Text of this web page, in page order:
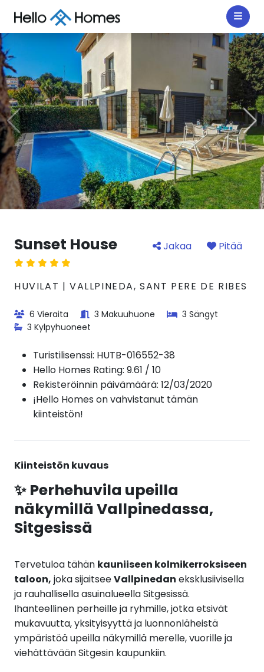
Sunset House Jakaa Pitää
HUVILAT | VALLPINEDA, SANT PERE DE RIBES
6 Vieraita 3 Makuuhuone
3 Sängyt
3 Kylpyhuoneet
Turistilisenssi: HUTB-016552-38
Hello Homes Rating: 9.61 / 10
Rekisteröinnin päivämäärä: 12/03/2020
¡Hello Homes on vahvistanut tämän
kiinteistön!
Kiinteistön kuvaus
✨ Perhehuvila upeilla
näkymillä Vallpinedassa,
Sitgesissä
Tervetuloa tähän kauniiseen kolmikerroksiseen
taloon, joka sijaitseeVallpinedan eksklusiivisella
ja rauhallisella asuinalueella Sitgesissä.
Ihanteellinen perheille ja ryhmille, jotka etsivät
mukavuutta, yksityisyyttä ja luonnonläheistä
ympäristöä upeilla näkymillä merelle, vuorille ja
viehättävään Sitgesin kaupunkiin.